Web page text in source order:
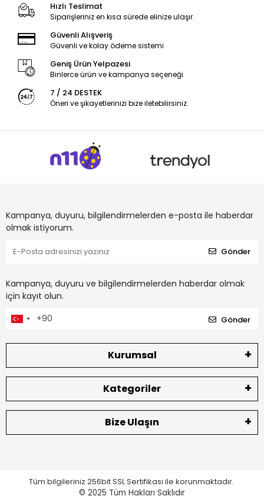
Hızlı Teslimat
Siparişleriniz en kısa sürede elinize ulaşır.
Güvenli Alışveriş
Güvenli ve kolay ödeme sistemi
Geniş Ürün Yelpazesi
Binlerce ürün ve kampanya seçeneği
7 / 24 DESTEK
Öneri ve şikayetlerinizi bize iletebilirsiniz.
Kampanya, duyuru, bilgilendirmelerden e-posta ile haberdar
olmak istiyorum.
Gönder
Kampanya, duyuru ve bilgilendirmelerden haberdar olmak
için kayıt olun.
Gönder
Kurumsal
Kategoriler
Bize Ulaşın
Tüm bilgileriniz 256bit SSL Sertifikası ile korunmaktadır.
© 2025 Tüm Hakları Saklıdır